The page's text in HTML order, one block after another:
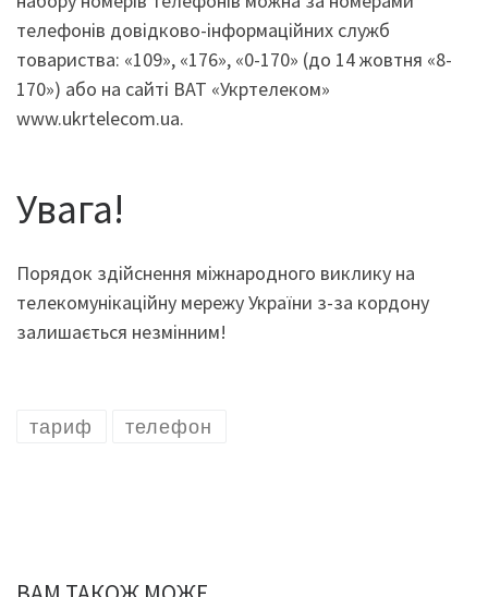
телефонів довідково-інформаційних служб
товариства: «109», «176», «0-170» (до 14 жовтня «8-
170») або на сайті ВАТ «Укртелеком»
www.ukrtelecom.ua.
Увага!
Порядок здійснення міжнародного виклику на
телекомунікаційну мережу України з-за кордону
залишається незмінним!
тариф телефон